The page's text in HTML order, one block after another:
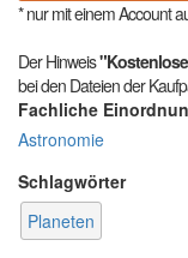
* nur mit einem Account
Der Hinweis
bei den Dateien der
Fachliche
Astronomie
Schlagwörter
Planeten